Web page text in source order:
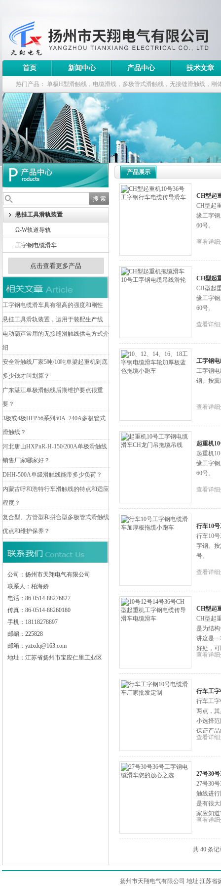
扬州市天翔电气有限公司
首页 新闻中心 产品中心 技术文章
热门产品： 单极H型滑触线，电缆滑线，多极管式滑触线，无接缝滑触线，刚
钢电缆滑车
悬挂工具滑轨装置
Ω-W轨道导轨
工字钢电缆滑车
点击查看更多产品
工字钢电缆滑车具有很高的强度和刚性
悬挂工具滑轨装置，运用于装配生产线
电动葫芦常用的无接缝滑触线供电方式介
绍
安全滑触线厂家5吨/10吨单梁起重机到底
多少钱才叫划算？
广东湛江单极滑触线后期维护要点很重
要？
3极或4极HFP56系列50A -240A多极管式
滑触线？
河北唐山HXPnR-H-150/200A单极滑触线
销售厂家哪家好？
DHH-500A单级滑触线能带多少负荷？
内蒙古呼和浩特行车滑触线的特点和适应
程度？
复合型、方管型和拼合型多极管式滑触线
优点和维护保养？
公司：扬州市天翔电气有限公司
联系人：柏海娇
电话：86-0514-88276827
传真：86-0514-88260180
手机：18118278897
邮编：225828
邮箱：yztxdq@163.com
地址：江苏省扬州市宝应仁里工业区
产品展示
CH型起
CH型起
缘工字
60号。
查看详
CH型起
CH型起
缘工字
60号。
查看详
工字钢
工字钢
钢。按
查看详
起重机
起重机
缘工字
60号。
查看详
行车10
行车10
字钢。
号。
查看详
CH型起
CH型起
是为结
讲这是
好处，
查看详
行车工
行车工
两点，
小选择
保证产
查看详
27号30
27号30
触线进
是有很
家应知
查看详
共 40 条
扬州市天翔电气有限公司 地址:江苏省